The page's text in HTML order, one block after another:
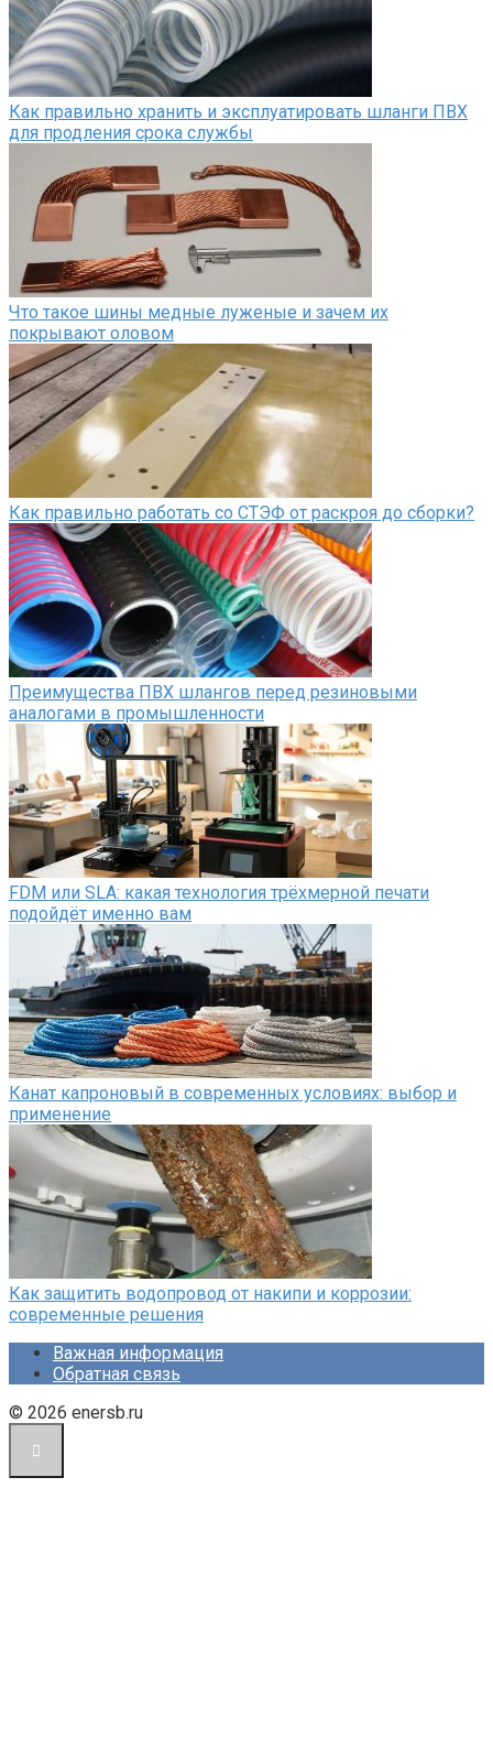
Как правильно хранить и эксплуатировать шланги ПВХ
для продления срока службы
Что такое шины медные луженые и зачем их
покрывают оловом
Как правильно работать со СТЭФ от раскроя до сборки?
Преимущества ПВХ шлангов перед резиновыми
аналогами в промышленности
FDM или SLA: какая технология трёхмерной печати
подойдёт именно вам
Канат капроновый в современных условиях: выбор и
применение
Как защитить водопровод от накипи и коррозии:
современные решения
Важная информация
Обратная связь
© 2026 enersb.ru